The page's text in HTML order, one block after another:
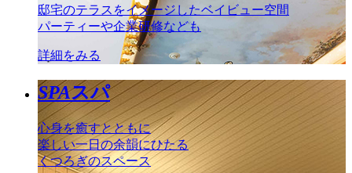
邸宅のテラスをイメージしたベイビュー空間
パーティーや企業研修なども
詳細をみる
SPAスパ
心身を癒すとともに
楽しい一日の余韻にひたる
くつろぎのスペース